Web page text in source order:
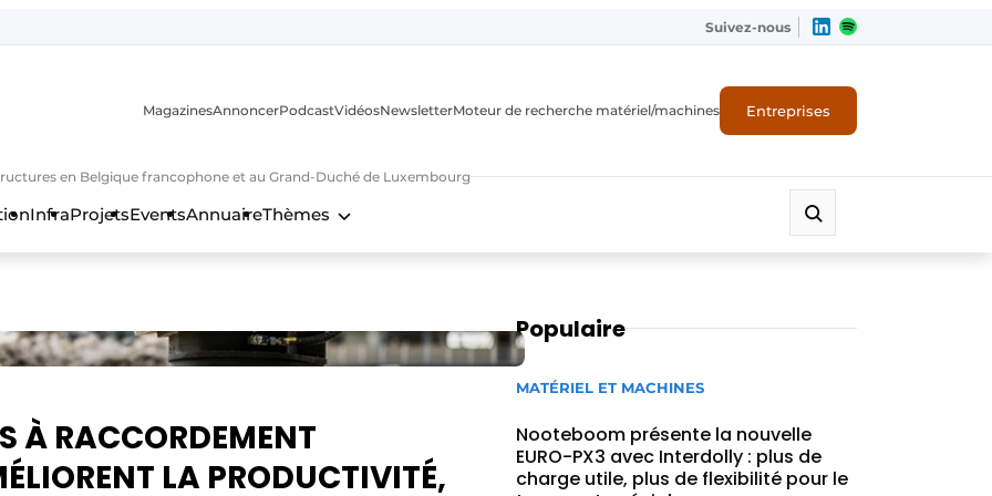
Suivez-nous
en Belgique francophone et au Grand-Duché de Luxembourg
MagazinesAnnoncerPodcastVidéosNewsletterMoteur de recherche matériel/machines Entreprises
InfraProjetsEventsAnnuaireThèmes
À RACCORDEMENT
LA PRODUCTIVITÉ,
Populaire
MATÉRIEL ET MACHINES
Nooteboom présente la nouvelle
EURO-PX3 avec Interdolly : plus de
charge utile, plus de flexibilité pour le